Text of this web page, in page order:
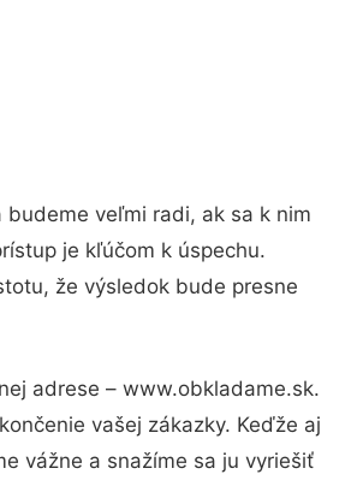
veľmi radi, ak sa k nim
je kľúčom k úspechu.
že výsledok bude presne
adrese – www.obkladame.sk.
vašej zákazky. Keďže aj
vážne a snažíme sa ju vyriešiť